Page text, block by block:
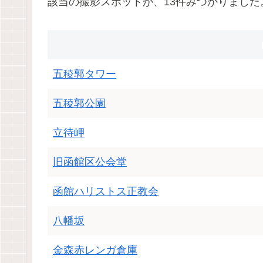
五稜郭タワー
五稜郭公園
立待岬
旧函館区公会堂
函館ハリストス正教会
八幡坂
金森赤レンガ倉庫